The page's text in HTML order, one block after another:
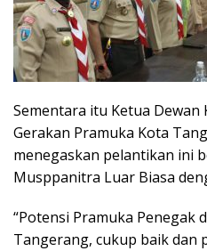
Sementara itu Ketua Dewan
Gerakan Pramuka Kota
menegaskan pelantikan ini
Musppanitra Luar Biasa
“Potensi Pramuka Penegak
Tangerang, cukup baik dan